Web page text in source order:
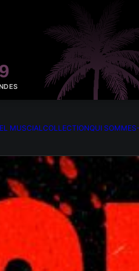
MUSCIALCOLLECTIONQUI